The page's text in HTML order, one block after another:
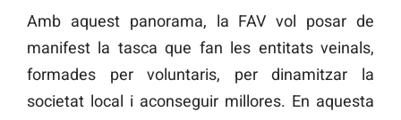
Amb aquest panorama, la FAV vol posar de
manifest la tasca que fan les entitats veinals,
formades per voluntaris, per dinamitzar la
societat local i aconseguir millores. En aquesta